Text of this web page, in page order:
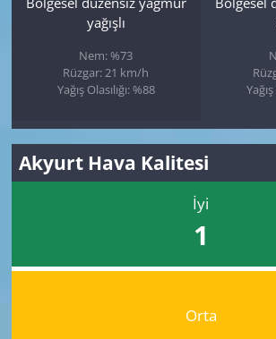
yağışlı
Nem: %73
Rüzgar: 21 km/h
Yağış Olasılığı: %88
Akyurt Hava Kalitesi
İyi
1
Orta